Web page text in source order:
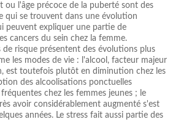
ou l'âge précoce de la puberté sont des
qui se trouvent dans une évolution
peuvent expliquer une partie de
cancers du sein chez la femme.
de risque présentent des évolutions plus
les modes de vie : l'alcool, facteur majeur
est toutefois plutôt en diminution chez les
des alcoolisations ponctuelles
chez les femmes jeunes ; le
avoir considérablement augmenté s'est
années. Le stress fait aussi partie des